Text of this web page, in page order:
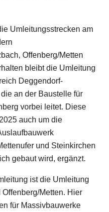
Umleitungsstrecken am
Offenberg/Metten
bleibt die Umleitung
Deggendorf-
an der Baustelle für
vorbei leitet. Diese
auch um die
und Steinkirchen
gebaut wird, ergänzt.
ist die Umleitung
Metten. Hier
für Massivbauwerke